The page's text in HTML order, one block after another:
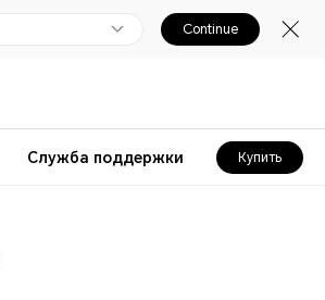
Continue
Служба поддержки Купить